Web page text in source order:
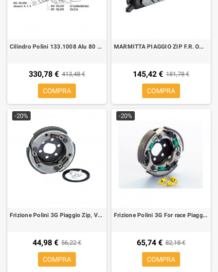
Cilindro Polini 133.1008 Alu 80 cc AM6 Ø 50 H2O, sp. Ø 12
330,78 € 413,48 €
COMPRA
MARMITTA PIAGGIO ZIP F.R. OMOLOGATA MOD. ORIGINAL
145,42 € 181,78 €
COMPRA
-20%
Frizione Polini 3G Piaggio Zip, Vespa, Gilera Runner, Thypoon, NRG
44,98 € 56,22 €
COMPRA
-20%
Frizione Polini 3G For race Piaggio Gilera
65,74 € 82,18 €
COMPRA